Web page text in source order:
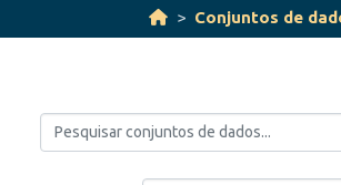
Conjuntos de